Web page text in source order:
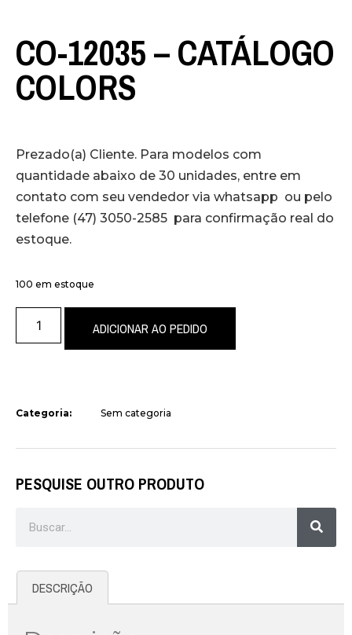
CO-12035 – CATÁLOGO
COLORS
Prezado(a) Cliente. Para modelos com
quantidade abaixo de 30 unidades, entre em
contato com seu vendedor via whatsapp ou pelo
telefone (47) 3050-2585 para confirmação real do
estoque.
100 em estoque
ADICIONAR AO PEDIDO
Categoria: Sem categoria
PESQUISE OUTRO PRODUTO
DESCRIÇÃO